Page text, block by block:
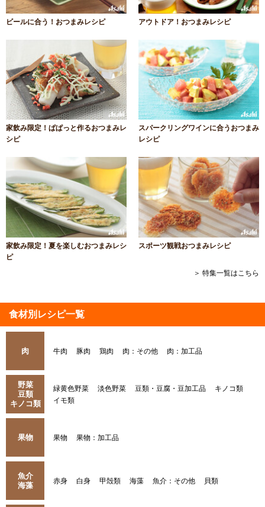
ビールに合う！おつまみレシピ アウトドア！おつまみレシピ
家飲み限定！ぱぱっと作るおつまみレ
シピ
スパークリングワインに合うおつまみ
レシピ
家飲み限定！夏を楽しむおつまみレシ
ピ
スポーツ観戦おつまみレシピ
＞ 特集一覧はこちら
食材別レシピ一覧
肉 牛肉 豚肉 鶏肉 肉：その他 肉：加工品
野菜
豆類
キノコ類
緑黄色野菜 淡色野菜 豆類・豆腐・豆加工品
キノコ類
イモ類
果物 果物 果物：加工品
魚介
海藻
赤身 白身 甲殻類 海藻 魚介：その他 貝類